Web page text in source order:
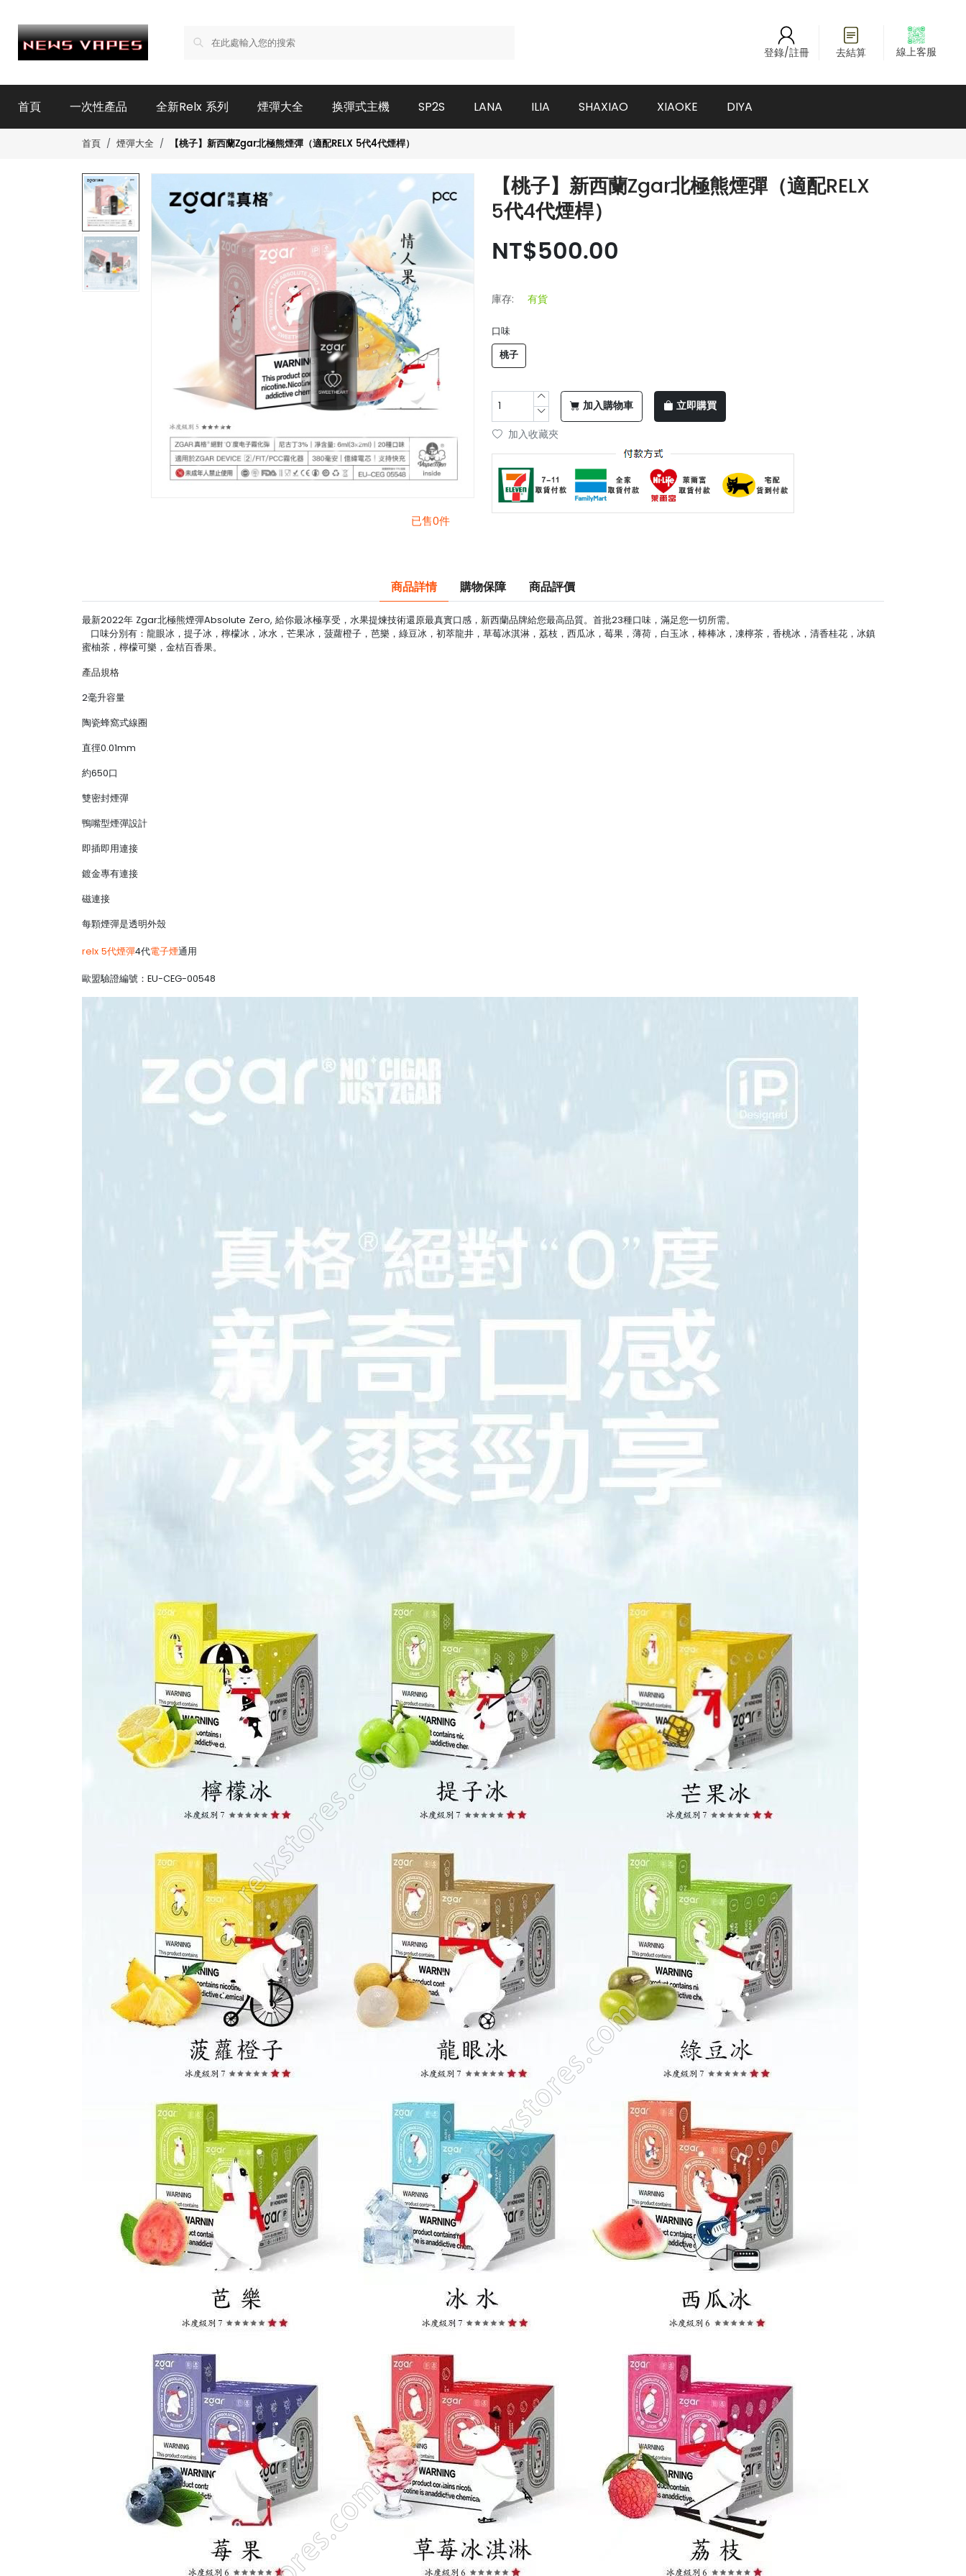
登錄/註冊 去結算 線上客服
首頁 一次性產品 全新Relx 系列 煙彈大全 换彈式主機 SP2S LANA ILIA SHAXIAO XIAOKE DIYA
首頁 煙彈大全 【桃子】新西蘭Zgar北極熊煙彈（適配RELX 5代4代煙桿）
已售0件
【桃子】新西蘭Zgar北極熊煙彈（適配RELX
5代4代煙桿）
NT$500.00
庫存: 有貨
口味
桃子
加入購物車 立即購買
加入收藏夾
商品詳情 購物保障 商品評價
最新2022年 Zgar北極熊煙彈Absolute Zero, 給你最冰極享受，水果提煉技術還原最真實口感，新西蘭品牌給您最高品質。首批23種口味，滿足您一切所需。
口味分別有：龍眼冰，提子冰，檸檬冰，冰水，芒果冰，菠蘿橙子，芭樂，綠豆冰，初萃龍井，草莓冰淇淋，荔枝，西瓜冰，莓果，薄荷，白玉冰，棒棒冰，凍檸茶，香桃冰，清香桂花，冰鎮
蜜柚茶，檸檬可樂，金桔百香果。
產品規格
2毫升容量
陶瓷蜂窩式線圈
直徑0.01mm
約650口
雙密封煙彈
鴨嘴型煙彈設計
即插即用連接
鍍金專有連接
磁連接
每顆煙彈是透明外殼
relx 5代煙彈4代電子煙通用
歐盟驗證編號：EU-CEG-00548